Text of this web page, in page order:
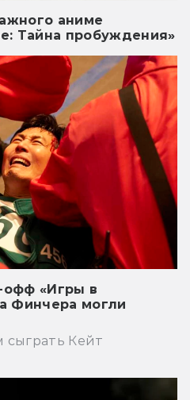
аниме
Тайна пробуждения»
офф «Игры в
Финчера могли
сыграть Кейт